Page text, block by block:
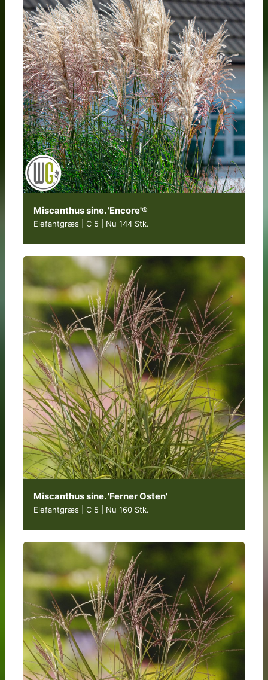
Miscanthus sine. 'Encore'®
Elefantgræs | C 5 Nu 144 Stk.
Miscanthus sine. 'Ferner Osten'
Elefantgræs | C 5 Nu 160 Stk.